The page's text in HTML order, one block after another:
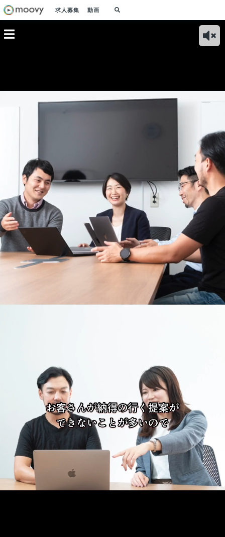
求人募集 動画
【会社のValue】事
業とチームの成長を
叶える５つのValue
をご紹介！
を世界へ 経理の業
務課題を解決してい
く
【事業紹介】自社開
発高精度AIで経理DX
を実現するファース
トアカウンティング
【
由
え
づ
力